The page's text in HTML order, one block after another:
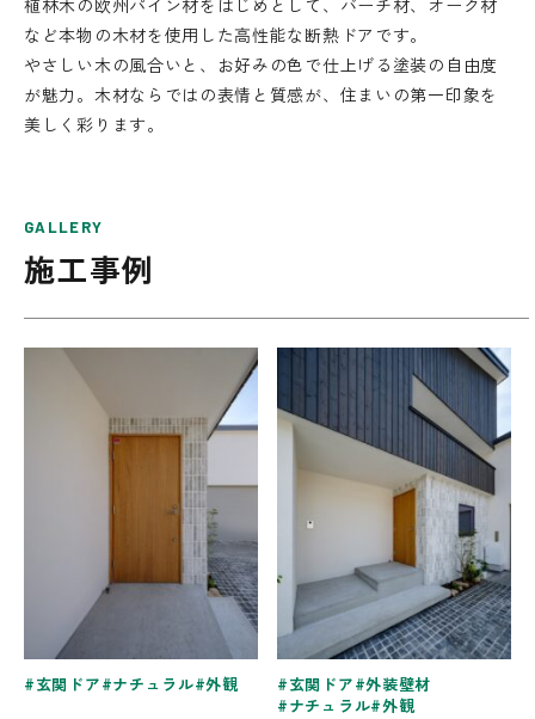
植林木の欧州パイン材をはじめとして、バーチ材、オーク材
など本物の木材を使用した高性能な断熱ドアです。
やさしい木の風合いと、お好みの色で仕上げる塗装の自由度
が魅力。木材ならではの表情と質感が、住まいの第一印象を
美しく彩ります。
GALLERY
施工事例
玄関ドア ナチュラル 外観 玄関ドア 外装壁材
ナチュラル 外観